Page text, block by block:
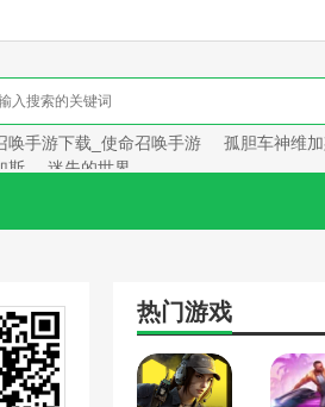
唤手游下载_使命召唤手游
孤胆车神维
斯
迷失的世界
热门游戏